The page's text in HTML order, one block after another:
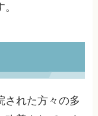
された方々の多